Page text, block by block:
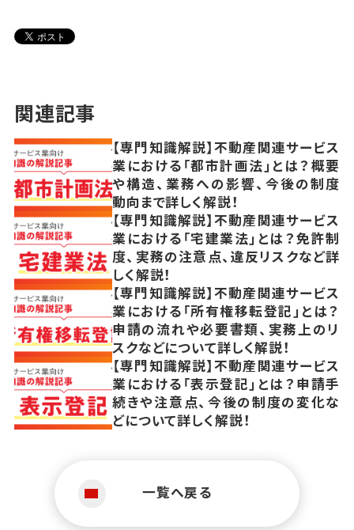
関連記事
【専門知識解説】不動産関連サービス
業における「都市計画法」とは？概要
や構造、業務への影響、今後の制度
動向まで詳しく解説！
【専門知識解説】不動産関連サービス
業における「宅建業法」とは？免許制
度、実務の注意点、違反リスクなど詳
しく解説！
【専門知識解説】不動産関連サービス
業における「所有権移転登記」とは？
申請の流れや必要書類、実務上のリ
スクなどについて詳しく解説！
【専門知識解説】不動産関連サービス
業における「表示登記」とは？申請手
続きや注意点、今後の制度の変化な
どについて詳しく解説！
一覧へ戻る